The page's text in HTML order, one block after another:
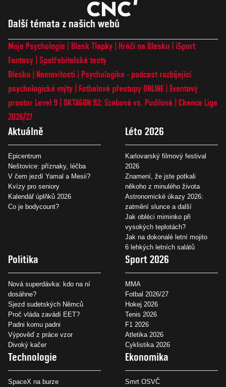
Další témata z našich webů
Moje Psychologie Blesk Tlapky Hráči na Blesku
iSport
Fantasy Spotřebitelské testy
Blesku
Nemovitosti
Psychologika - podcast rozbíjející
psychologické mýty
Fotbalové přestupy ONLINE
Eventový
prostor Level 9 OKTAGON 92: Szabová vs. Pudilová
Chance Liga
2026/27
Aktuálně
Epicentrum
Neštovice: příznaky, léčba
V čem jezdí Yamal a Mesii?
Kvízy pro seniory
Kalendář úplňků 2026
Co je bodycount?
Léto 2026
Karlovarský filmový festival
2026
Znamení, že jste potkali
někoho z minulého života
Astronomické úkazy 2026:
zatmění slunce a další
Jak obléci miminko při
vysokých teplotách?
Jak na dokonalé letní mojito
6 lehkých letních salátů
Politika
Nová superdávka: kdo na ní
dosáhne?
Sjezd sudetských Němců
Proč vláda zavádí EET?
Padni komu padni
Výpověď z práce vzor
Divoký kačer
Sport 2026
MMA
Fotbal 2026/27
Hokej 2026
Tenis 2026
F1 2026
Atletika 2026
Cyklistika 2026
Technologie
SpaceX na burze
Ekonomika
Smrt OSVČ